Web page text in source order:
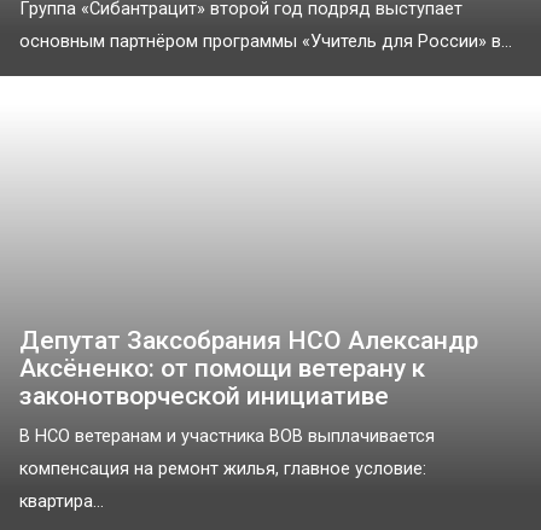
Группа «Сибантрацит» второй год подряд выступает
основным партнёром программы «Учитель для России» в...
Депутат Заксобрания НСО Александр
Аксёненко: от помощи ветерану к
законотворческой инициативе
В НСО ветеранам и участника ВОВ выплачивается
компенсация на ремонт жилья, главное условие:
квартира...